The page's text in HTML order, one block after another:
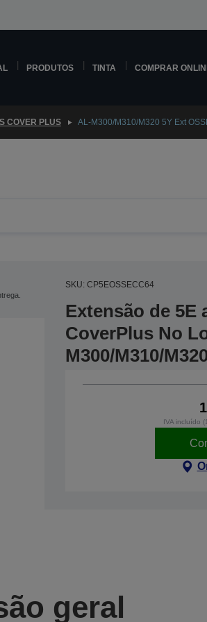
PRODUTOS TINTA COMPRAR
COVER PLUS AL-M300/M310/M320 5Y Ext
SKU: CP5EOSSECC64
Extensão de 5E
CoverPlus No
M300/M310/
IVA incluído
geral